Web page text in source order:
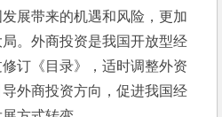
展带来的机遇和风险，更加
。外商投资是我国开放型经
订《目录》，适时调整外资
外商投资方向，促进我国经